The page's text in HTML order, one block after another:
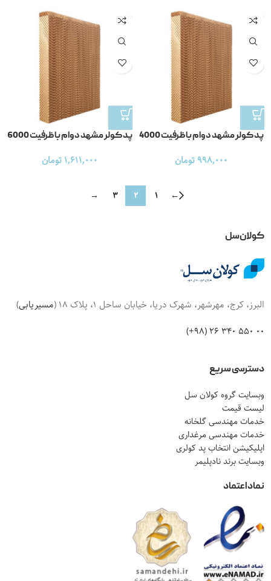
پد کولر مشهد دوام با ظرفیت 4000
998,000تومان
پد کولر مشهد دوام با ظرفیت 6000
1,611,000تومان
←
1
2
3
→
کولان‌سل
البرز، کرج، مهرشهر، شهرک دریا، خیابان ساحل 1، پلاک 18 ( مسیریابی)
00 550 340 26 (98+)
دسترسی سریع
وبسایت گروه کولان سل
لیست قیمت
خدمات مهندسی گلخانه
خدمات مهندسی مرغداری
اپلیکیشن انتخاب پد کولری
وبسایت برند نادپلیمر
نماد اعتماد